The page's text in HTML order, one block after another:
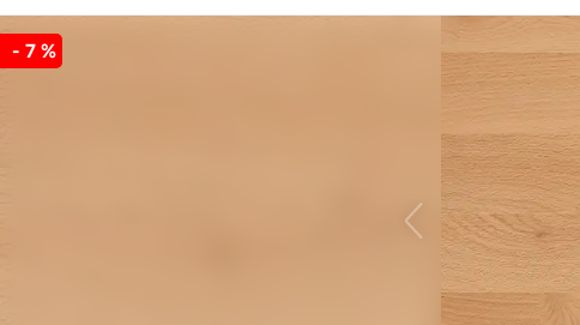
- 7 %